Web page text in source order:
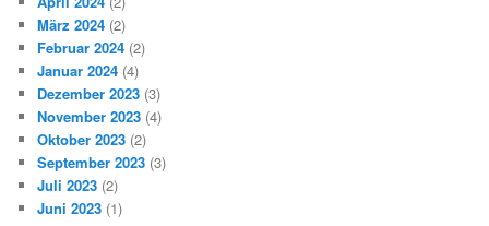
März 2024 (2)
Februar 2024 (2)
Januar 2024 (4)
Dezember 2023 (3)
November 2023 (4)
Oktober 2023 (2)
September 2023 (3)
Juli 2023 (2)
Juni 2023 (1)